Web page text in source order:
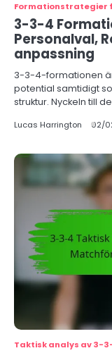
Formationstrategier
3-3-4
Personalval,
anpassning
3-3-4-formationen
potential samtidigt
struktur. Nyckeln till
Lucas Harrington 02/
Taktisk analys av 3-